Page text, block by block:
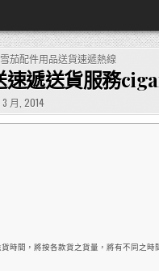
雪茄配件用品送貨速遞熱線
速遞送貨服務
3 月, 2014
時間，將按各款貨之貨量，將有不同之時